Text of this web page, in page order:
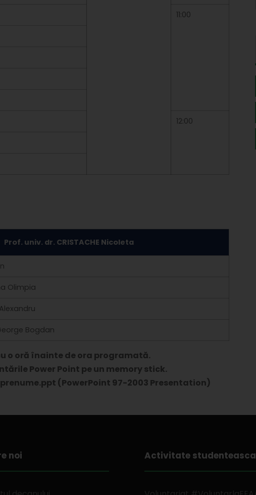
11:00
12:00
Prof. univ. dr. CRISTACHE Nicoleta
Olimpia
Bogdan
o oră înainte de ora programată.
Power Point pe un memory stick.
(PowerPoint 97-2003 Presentation)
noi Activitate studenteasca